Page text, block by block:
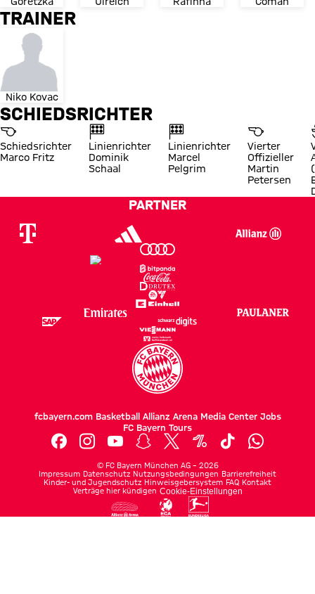
TRAINER
Niko Kovac
SCHIEDSRICHTER
Schiedsrichter
Marco Fritz
Linienrichter
Dominik
Schaal
Linienrichter
Marcel
Pelgrim
Vierter
Offizieller
Martin
Petersen
PARTNER
fcbayern.com Basketball Allianz Arena Media Center Jobs
FC Bayern Tours
© FC Bayern München AG – 2026
Impressum Datenschutz Nutzungsbedingungen Barrierefreiheit
Kinder- und Jugendschutz Hinweisgebersystem FAQ Kontakt
Verträge hier kündigen Cookie-Einstellungen